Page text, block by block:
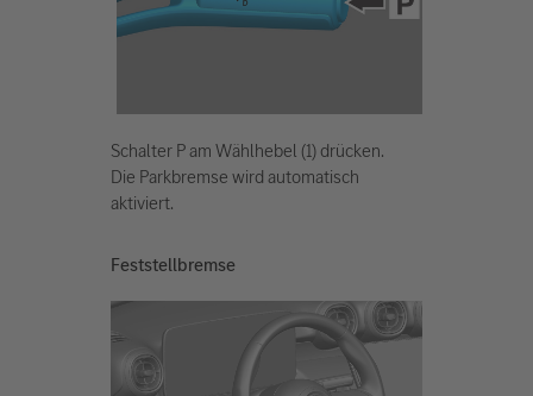
Schalter P am Wählhebel (1) drücken.
Die Parkbremse wird automatisch
aktiviert.
Feststellbremse